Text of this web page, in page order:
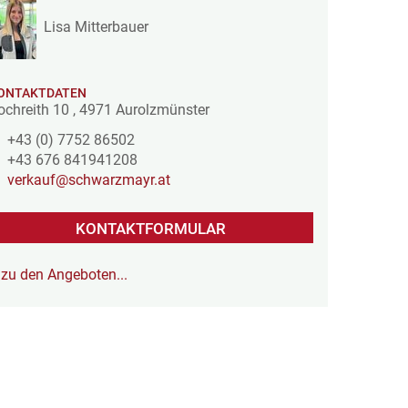
Lisa Mitterbauer
10 , 4971 Aurolzmünster
+43 (0) 7752 86502
+43 676 841941208
verkauf@schwarzmayr.at
KONTAKTFORMULAR
zu den Angeboten...